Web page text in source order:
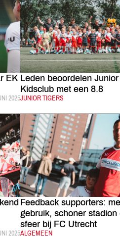
EK
2025
Leden beoordelen
Kidsclub met een 8.8
CATEGORIE:
JUNIOR TIGERS
2025
Feedback supporters:
gebruik, schoner stadion
sfeer bij FC Utrecht
CATEGORIE:
ALGEMEEN